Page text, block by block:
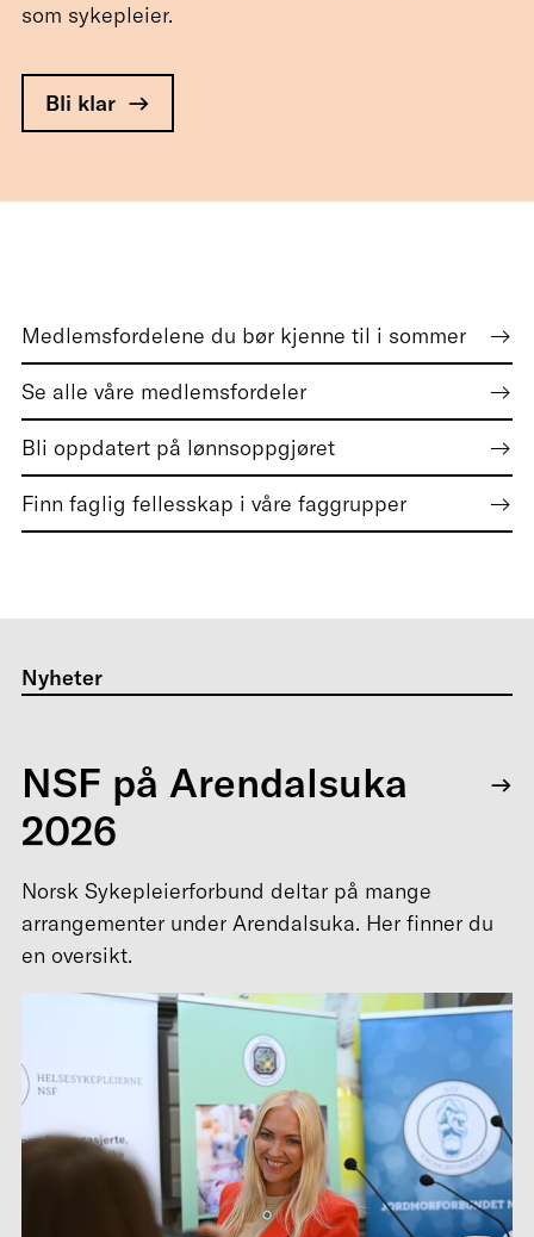
som sykepleier.
Bli klar
Medlemsfordelene du bør kjenne til i sommer
Se alle våre medlemsfordeler
Bli oppdatert på lønnsoppgjøret
Finn faglig fellesskap i våre faggrupper
Nyheter
NSF på Arendalsuka
2026
Norsk Sykepleierforbund deltar på mange
arrangementer under Arendalsuka. Her finner du
en oversikt.